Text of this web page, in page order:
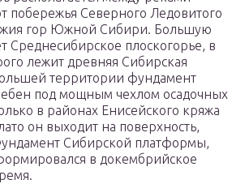
побережья Северного Ледовитого
гор Южной Сибири. Большую
Среднесибирское плоскогорье, в
лежит древняя Сибирская
территории фундамент
под мощным чехлом осадочных
в районах Енисейского кряжа
он выходит на поверхность,
Сибирской платформы,
в докембрийское